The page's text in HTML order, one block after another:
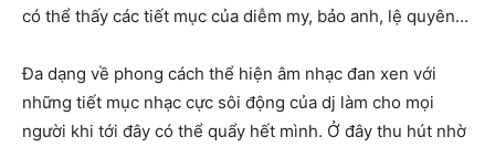
có thể thấy các tiết mục của diễm my, bảo anh, lệ quyên…
Đa dạng về phong cách thể hiện âm nhạc đan xen với
những tiết mục nhạc cực sôi động của dj làm cho mọi
người khi tới đây có thể quẩy hết mình. Ở đây thu hút nhờ